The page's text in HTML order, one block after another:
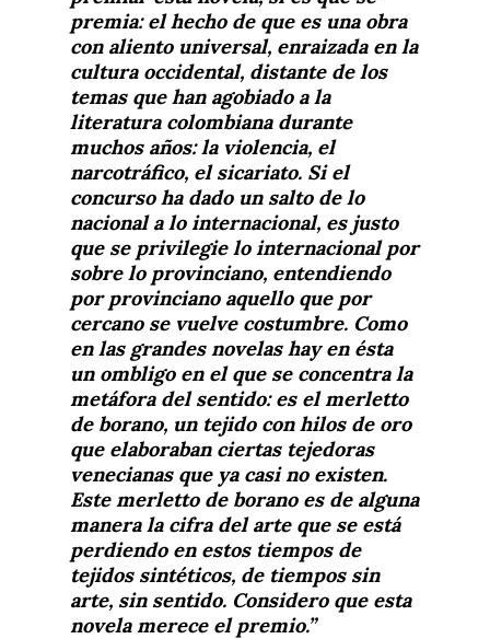
premia: el hecho de que es una obra
con aliento universal, enraizada en la
cultura occidental, distante de los
temas que han agobiado a la
literatura colombiana durante
muchos años: la violencia, el
narcotráfico, el sicariato. Si el
concurso ha dado un salto de lo
nacional a lo internacional, es justo
que se privilegie lo internacional por
sobre lo provinciano, entendiendo
por provinciano aquello que por
cercano se vuelve costumbre. Como
en las grandes novelas hay en ésta
un ombligo en el que se concentra la
metáfora del sentido: es el merletto
de borano, un tejido con hilos de oro
que elaboraban ciertas tejedoras
venecianas que ya casi no existen.
Este merletto de borano es de alguna
manera la cifra del arte que se está
perdiendo en estos tiempos de
tejidos sintéticos, de tiempos sin
arte, sin sentido. Considero que esta
novela merece el premio.